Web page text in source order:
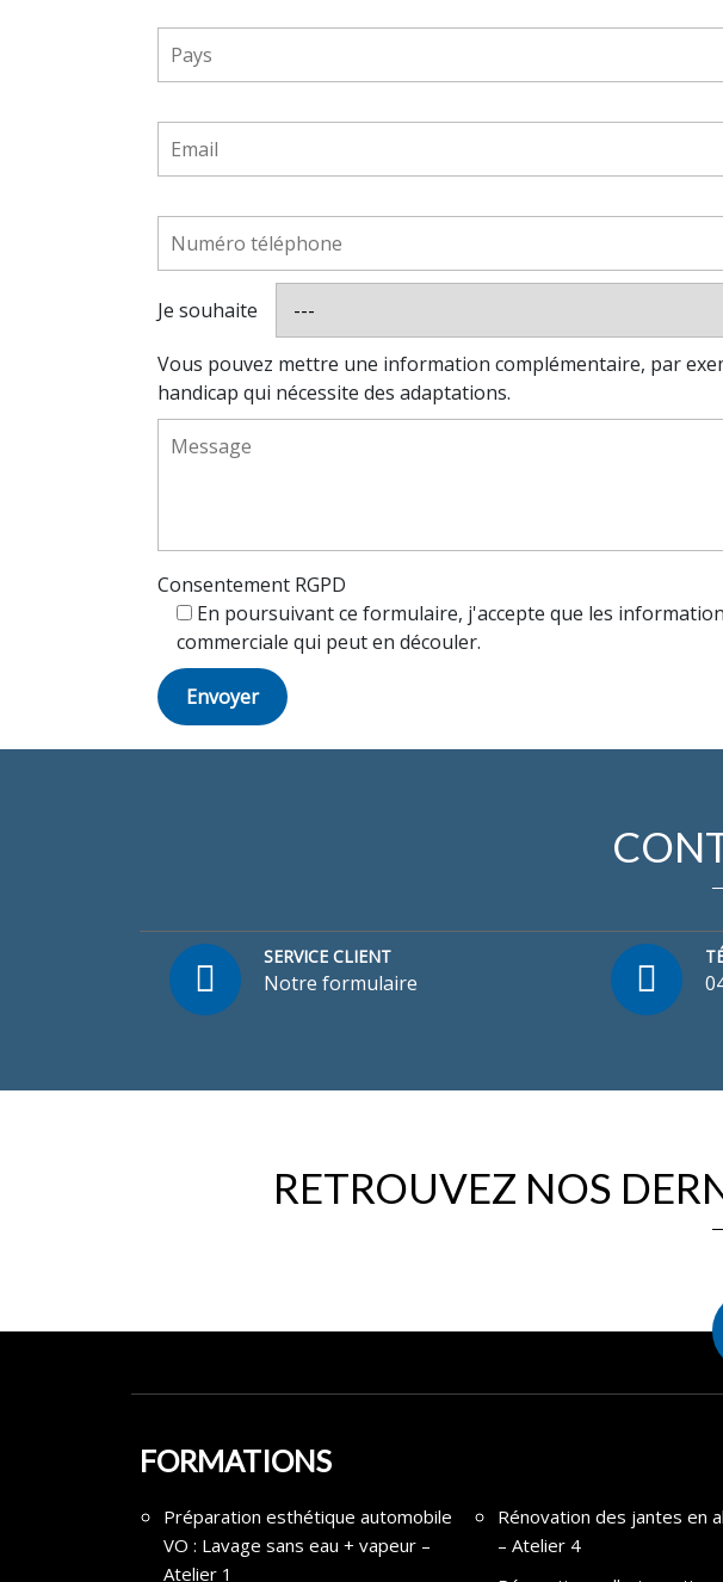
Je souhaite
Vous pouvez mettre une information complémentaire, par
handicap qui nécessite des adaptations.
Consentement RGPD
En poursuivant ce formulaire, j'accepte que les
commerciale qui peut en découler.
SERVICE CLIENT
Notre formulaire
RETROUVEZ NOS
FORMATIONS
Préparation esthétique automobile
VO : Lavage sans eau + vapeur –
Atelier 1
Rénovation des jantes en
– Atelier 4